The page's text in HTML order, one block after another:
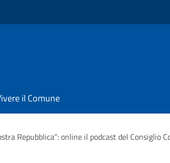
il Comune
Repubblica”: online il podcast del Consiglio